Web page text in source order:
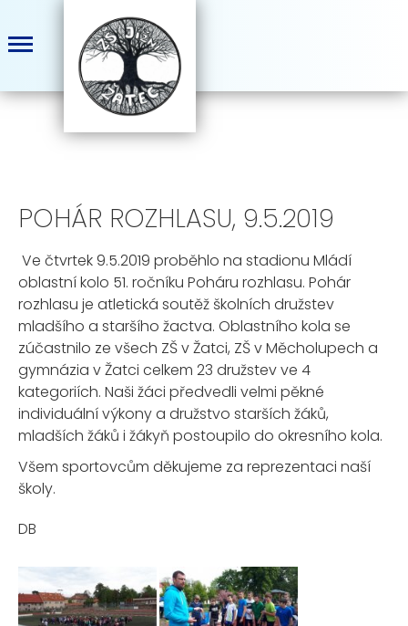
POHÁR ROZHLASU, 9.5.2019
Ve čtvrtek 9.5.2019 proběhlo na stadionu Mládí
oblastní kolo 51. ročníku Poháru rozhlasu. Pohár
rozhlasu je atletická soutěž školních družstev
mladšího a staršího žactva. Oblastního kola se
zúčastnilo ze všech ZŠ v Žatci, ZŠ v Měcholupech a
gymnázia v Žatci celkem 23 družstev ve 4
kategoriích. Naši žáci předvedli velmi pěkné
individuální výkony a družstvo starších žáků,
mladších žáků i žákyň postoupilo do okresního kola.
Všem sportovcům děkujeme za reprezentaci naší
školy.
DB